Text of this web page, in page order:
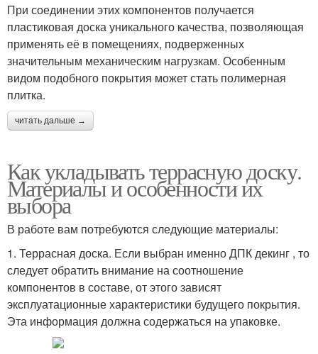
При соединении этих компонентов получается
пластиковая доска уникального качества, позволяющая
применять её в помещениях, подверженных
значительным механическим нагрузкам. Особенным
видом подобного покрытия может стать полимерная
плитка.
читать дальше →
Как укладывать террасную доску.
Материалы и особенности их
выбора
В работе вам потребуются следующие материалы:
1. Террасная доска. Если выбран именно ДПК декинг , то
следует обратить внимание на соотношение
компонентов в составе, от этого зависят
эксплуатационные характеристики будущего покрытия.
Эта информация должна содержаться на упаковке.